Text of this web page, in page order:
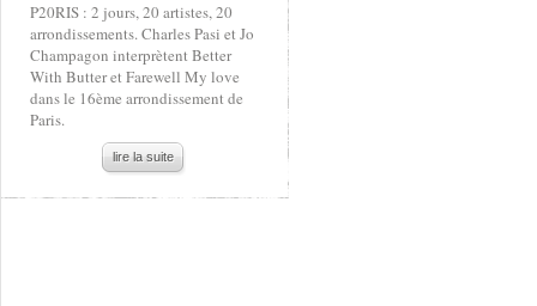
P20RIS : 2 jours, 20 artistes, 20
arrondissements. Charles Pasi et Jo
Champagon interprètent Better
With Butter et Farewell My love
dans le 16ème arrondissement de
Paris.
lire la suite